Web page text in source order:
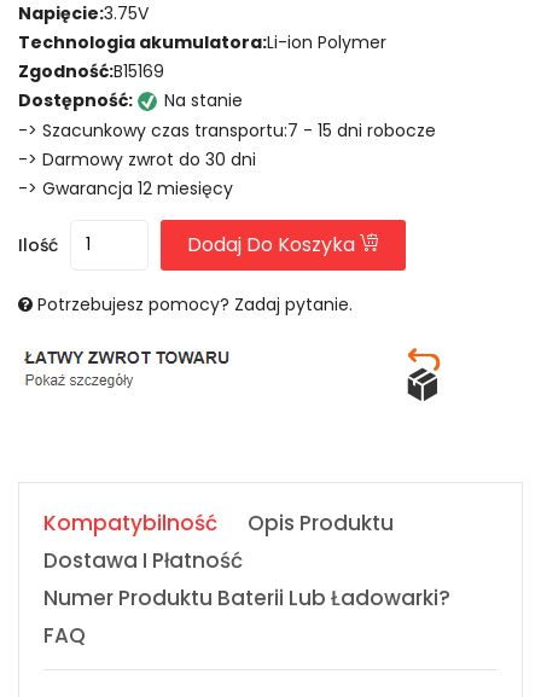
Napięcie:3.75V
Technologia akumulatora:Li-ion Polymer
Zgodność:B15169
Dostępność:
Na stanie
-> Szacunkowy czas transportu:7 - 15 dni robocze
-> Darmowy zwrot do 30 dni
-> Gwarancja 12 miesięcy
Ilość Dodaj Do Koszyka
Potrzebujesz pomocy? Zadaj pytanie.
Kompatybilność
Opis Produktu
Dostawa I Płatność
Numer Produktu Baterii Lub Ładowarki?
FAQ